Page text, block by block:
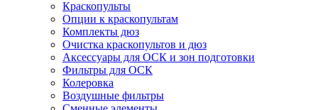
Краскопульты
Опции к краскопультам
Комплекты дюз
Очистка краскопультов и дюз
Аксессуары для ОСК и зон подготовки
Фильтры для ОСК
Колеровка
Воздушные фильтры